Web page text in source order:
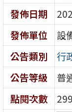
發佈日期
發佈單位
設
公告類別
行
公告等級
普
點閱次數
299